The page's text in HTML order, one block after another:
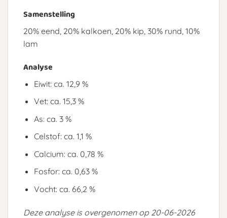
Samenstelling
20% eend, 20% kalkoen, 20% kip, 30% rund, 10%
lam
Analyse
Eiwit: ca. 12,9 %
Vet: ca. 15,3 %
As: ca. 3 %
Celstof: ca. 1,1 %
Calcium: ca. 0,78 %
Fosfor: ca. 0,63 %
Vocht: ca. 66,2 %
Deze analyse is overgenomen op 20-06-2026